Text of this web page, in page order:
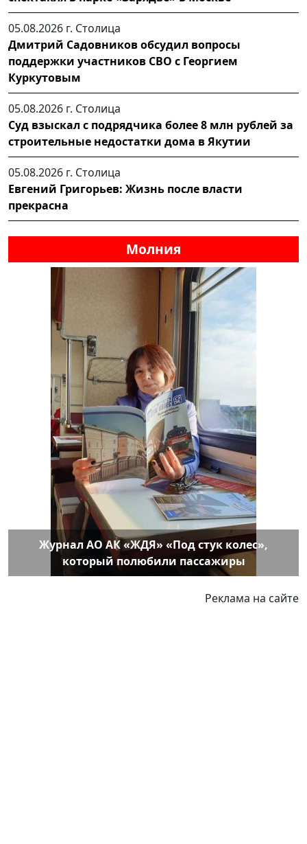
05.08.2026 г. Столица
Дмитрий Садовников обсудил вопросы
поддержки участников СВО с Георгием
Куркутовым
05.08.2026 г. Столица
Суд взыскал с подрядчика более 8 млн рублей за
строительные недостатки дома в Якутии
05.08.2026 г. Столица
Евгений Григорьев: Жизнь после власти
прекрасна
Молния
Журнал АО АК «ЖДЯ» «Под стук колес»,
который полюбили пассажиры
Реклама на сайте